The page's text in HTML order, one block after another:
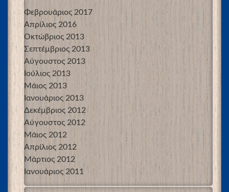
Φεβρουάριος 2017
Απρίλιος 2016
Οκτώβριος 2013
Σεπτέμβριος 2013
Αύγουστος 2013
Ιούλιος 2013
Μάιος 2013
Ιανουάριος 2013
Δεκέμβριος 2012
Αύγουστος 2012
Μάιος 2012
Απρίλιος 2012
Μάρτιος 2012
Ιανουάριος 2011